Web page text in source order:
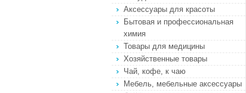
Аксессуары для красоты
Бытовая и профессиональная
химия
Товары для медицины
Хозяйственные товары
Чай, кофе, к чаю
Мебель, мебельные аксессуары